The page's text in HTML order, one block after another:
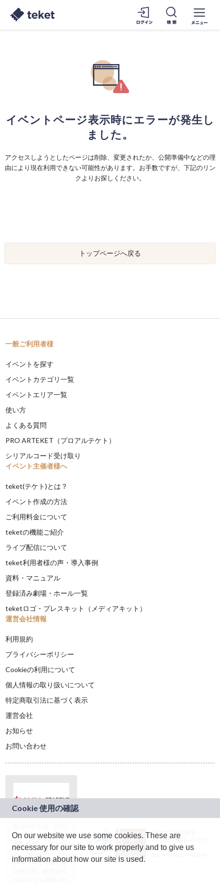
イベントページ表示時にエラーが発生し
ました。
アクセスしようとしたページは削除、変更されたか、公開準備中などの理
由により現在利用できない可能性があります。お手数ですが、下記のリン
クよりお探しください。
トップページへ戻る
一般ご利用者様
イベントを探す
イベントカテゴリ一覧
イベントエリア一覧
使い方
よくある質問
PRO ARTEKET（プロアルテケト）
シリアルコード受け取り
イベント主催者様へ
teket(テケト)とは？
イベント作成の方法
ご利用料金について
teketの機能ご紹介
ライブ配信について
teket利用者様の声・導入事例
資料・マニュアル
登録済み劇場・ホール一覧
teketロゴ・プレスキット（メディアキット）
運営会社情報
利用規約
プライバシーポリシー
Cookieの利用について
個人情報の取り扱いについて
特定商取引法に基づく表示
運営会社
お知らせ
お問い合わせ
ドコモグループの新
規事業創出プログラ
ム「docomo
STARTUP」を通じて
JASRAC許諾番号：
9024936001Y45037
JASRAC許諾番号：
On our website we use some cookies. These are
necessary for our site to work properly and to give us
information about how our site is used.